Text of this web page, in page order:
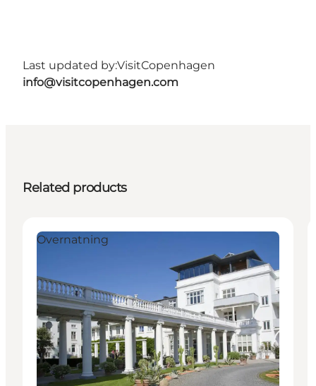
Last updated by:VisitCopenhagen
info@visitcopenhagen.com
Related products
Overnatning